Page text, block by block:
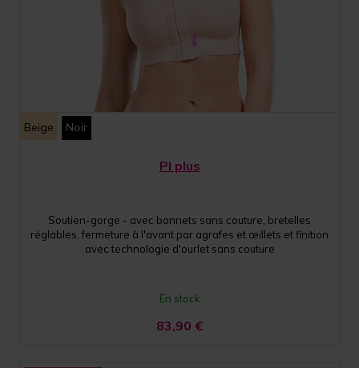
Beige Noir
PI plus
Soutien-gorge - avec bonnets sans couture, bretelles
réglables, fermeture à l'avant par agrafes et œillets et finition
avec technologie d'ourlet sans couture
En stock
83,90 €